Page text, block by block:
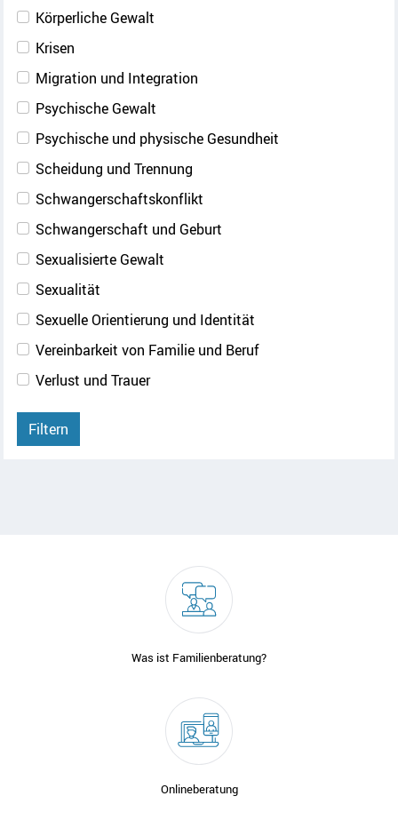
Körperliche Gewalt
Krisen
Migration und Integration
Psychische Gewalt
Psychische und physische Gesundheit
Scheidung und Trennung
Schwangerschaftskonflikt
Schwangerschaft und Geburt
Sexualisierte Gewalt
Sexualität
Sexuelle Orientierung und Identität
Vereinbarkeit von Familie und Beruf
Verlust und Trauer
Filtern
Was ist Familienberatung?
Onlineberatung